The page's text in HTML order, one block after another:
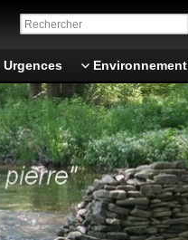
Urgences Environnement